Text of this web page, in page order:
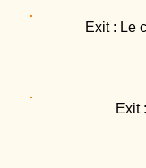
Exit : Le
Exit